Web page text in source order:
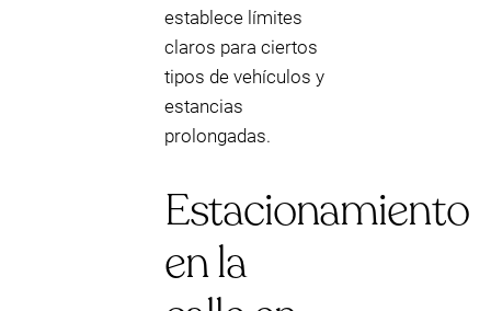
establece límites
claros para ciertos
tipos de vehículos y
estancias
prolongadas.
Estacionamiento
en la